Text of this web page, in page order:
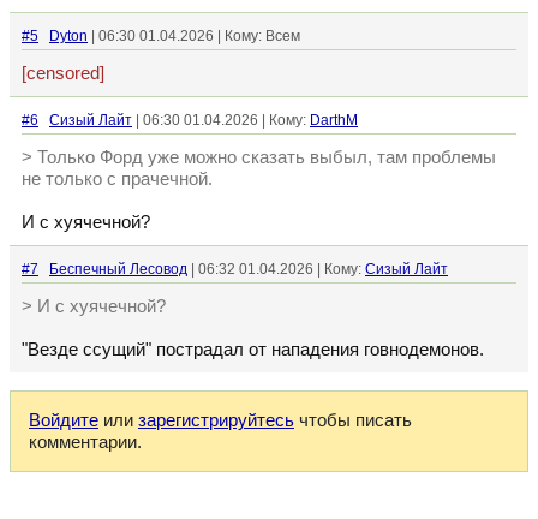
#5 Dyton | 06:30 01.04.2026 | Кому: Всем
[censored]
#6 Сизый Лайт | 06:30 01.04.2026 | Кому: DarthM
> Только Форд уже можно сказать выбыл, там проблемы
не только с прачечной.
И с хуячечной?
#7 Беспечный Лесовод | 06:32 01.04.2026 | Кому: Сизый Лайт
> И с хуячечной?
"Везде ссущий" пострадал от нападения говнодемонов.
Войдите или зарегистрируйтесь чтобы писать
комментарии.